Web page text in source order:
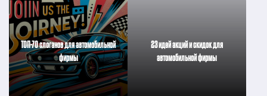
ТОП-70 слоганов для автомобильной
фирмы
23 идей акций и скидок для
автомобильной фирмы